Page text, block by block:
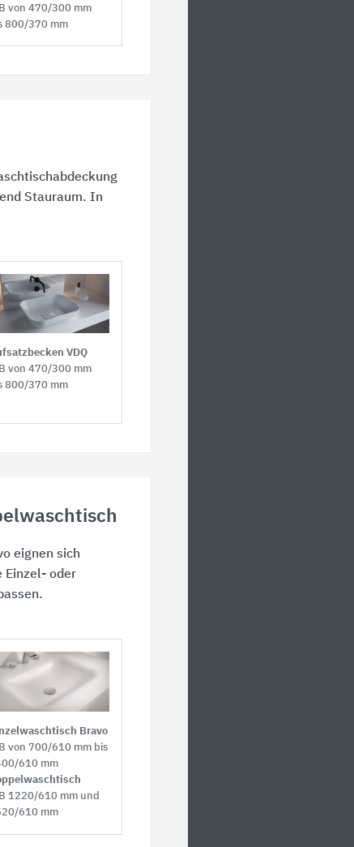
von 470/300 mm
800/370 mm
Stauraum. In
VDQ
von 470/300 mm
800/370 mm
eignen sich
Einzel- oder
Bravo
von 700/610 mm bis
610 mm
1220/610 mm und
610 mm